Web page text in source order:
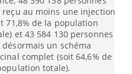
reçu au moins une injection
71,8% de la population
et 43 584 130 personnes
désormais un schéma
complet (soit 64,6% de
totale).